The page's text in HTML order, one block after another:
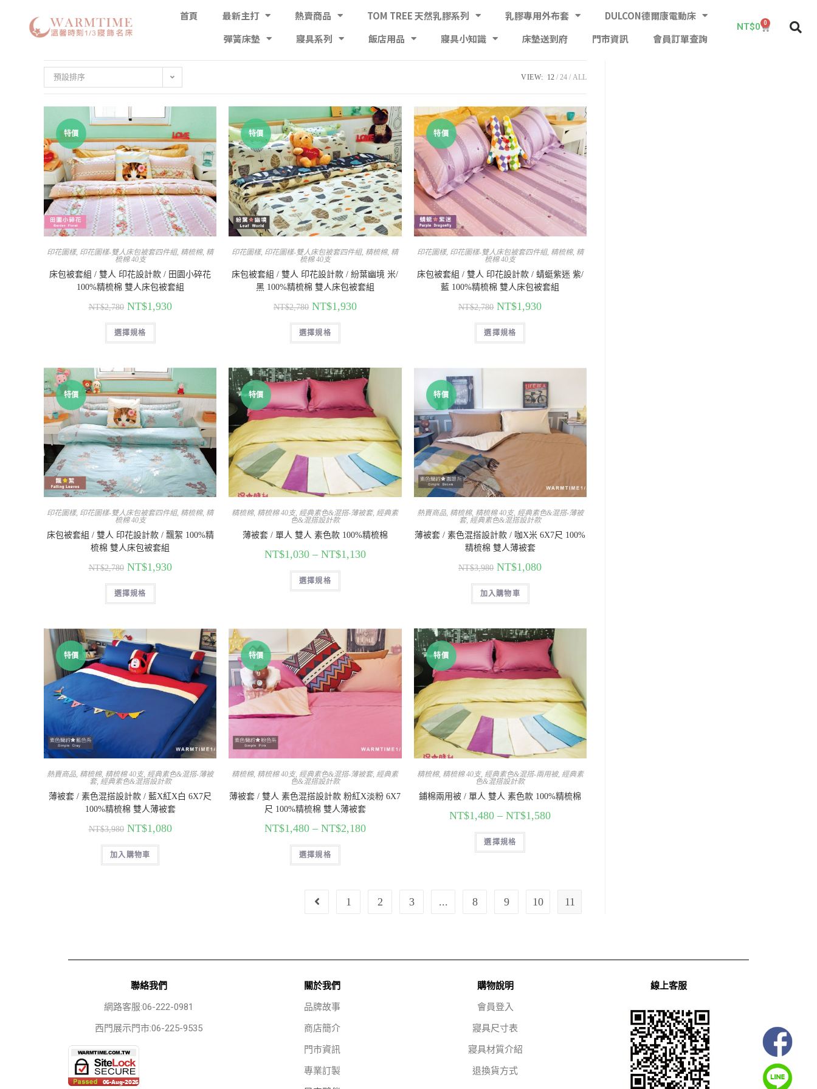
首頁 最新主打 熱賣商品 TOM TREE 天然乳膠系列 乳膠專用外布套
DULCON德爾康電動床
彈簧床墊
寢具系列 飯店用品 寢具小知識 床墊送到府 門市資訊 會員訂單查詢
NT$0 0
預設排序 VIEW: 12 24 ALL
特價
印花圖樣, 印花圖樣-雙人床包被套四件組, 精梳棉, 精
梳棉 40支
床包被套組 / 雙人 印花設計款 / 田園小碎花
100%精梳棉 雙人床包被套組
NT$2,780 NT$1,930
選擇規格
特價
印花圖樣, 印花圖樣-雙人床包被套四件組, 精梳棉, 精
梳棉 40支
床包被套組 / 雙人 印花設計款 / 紛葉幽境 米/
黑 100%精梳棉 雙人床包被套組
NT$2,780 NT$1,930
選擇規格
特價
印花圖樣, 印花圖樣-雙人床包被套四件組, 精梳棉, 精
梳棉 40支
床包被套組 / 雙人 印花設計款 / 蜻蜓紫迷 紫/
藍 100%精梳棉 雙人床包被套組
NT$2,780 NT$1,930
選擇規格
特價
印花圖樣, 印花圖樣-雙人床包被套四件組, 精梳棉, 精
梳棉 40支
床包被套組 / 雙人 印花設計款 / 飄絮 100%精
梳棉 雙人床包被套組
NT$2,780 NT$1,930
選擇規格
特價
精梳棉, 精梳棉 40支, 經典素色&混搭-薄被套, 經典素
色&混搭設計款
薄被套 / 單人 雙人 素色款 100%精梳棉
NT$1,030– NT$1,130
選擇規格
特價
熱賣商品, 精梳棉, 精梳棉 40支, 經典素色&混搭-薄被
套, 經典素色&混搭設計款
薄被套 / 素色混搭設計款 / 咖X米 6X7尺 100%
精梳棉 雙人薄被套
NT$3,980 NT$1,080
加入購物車
特價
熱賣商品, 精梳棉, 精梳棉 40支, 經典素色&混搭-薄被
套, 經典素色&混搭設計款
薄被套 / 素色混搭設計款 / 藍X紅X白 6X7尺
100%精梳棉 雙人薄被套
NT$3,980 NT$1,080
加入購物車
特價
精梳棉, 精梳棉 40支, 經典素色&混搭-薄被套, 經典素
色&混搭設計款
薄被套 / 雙人 素色混搭設計款 粉紅X淡粉 6X7
尺 100%精梳棉 雙人薄被套
NT$1,480– NT$2,180
選擇規格
特價
精梳棉, 精梳棉 40支, 經典素色&混搭-兩用被, 經典素
色&混搭設計款
鋪棉兩用被 / 單人 雙人 素色款 100%精梳棉
NT$1,480 –NT$1,580
選擇規格
1 2 3 ... 8 9 10 11
聯絡我們
網路客服:06-222-0981
西門展示門市:06-225-9535
關於我們
品牌故事
商店簡介
門市資訊
專業訂製
購物說明
會員登入
寢具尺寸表
寢具材質介紹
退換貨方式
線上客服